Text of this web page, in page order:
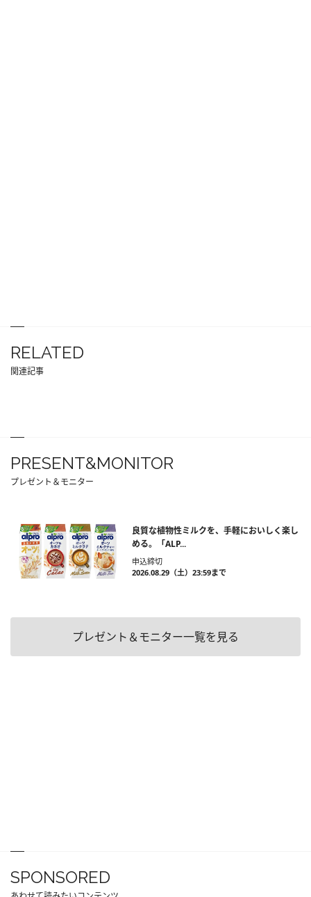
RELATED
関連記事
PRESENT&MONITOR
プレゼント＆モニター
良質な植物性ミルクを、手軽においしく楽し
める。「ALP...
申込締切
2026.08.29（土）23:59まで
プレゼント＆モニター一覧を見る
SPONSORED